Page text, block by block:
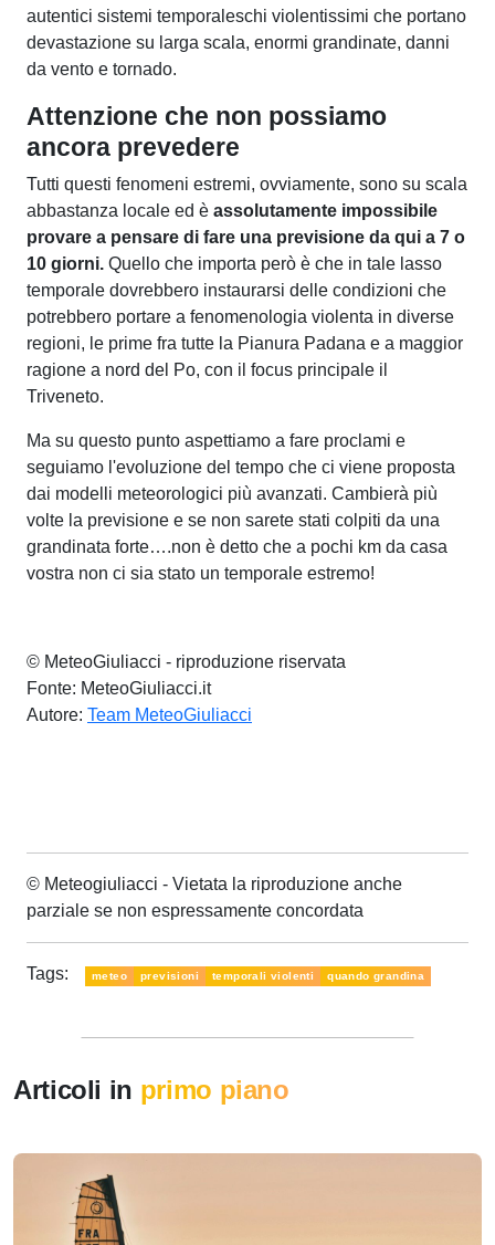
autentici sistemi temporaleschi violentissimi che portano
devastazione su larga scala, enormi grandinate, danni
da vento e tornado.
Attenzione che non possiamo
ancora prevedere
Tutti questi fenomeni estremi, ovviamente, sono su scala
abbastanza locale ed è assolutamente impossibile
provare a pensare di fare una previsione da qui a 7 o
10 giorni. Quello che importa però è che in tale lasso
temporale dovrebbero instaurarsi delle condizioni che
potrebbero portare a fenomenologia violenta in diverse
regioni, le prime fra tutte la Pianura Padana e a maggior
ragione a nord del Po, con il focus principale il
Triveneto.
Ma su questo punto aspettiamo a fare proclami e
seguiamo l'evoluzione del tempo che ci viene proposta
dai modelli meteorologici più avanzati. Cambierà più
volte la previsione e se non sarete stati colpiti da una
grandinata forte….non è detto che a pochi km da casa
vostra non ci sia stato un temporale estremo!
© MeteoGiuliacci - riproduzione riservata
Fonte: MeteoGiuliacci.it
Autore: Team MeteoGiuliacci
© Meteogiuliacci - Vietata la riproduzione anche
parziale se non espressamente concordata
Tags: meteo previsioni temporali violenti quando grandina
Articoli in primo piano